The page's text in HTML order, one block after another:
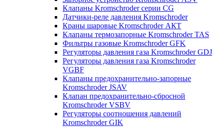
Клапаны Kromschroder серии CG
Датчики-реле давления Kromschroder
Краны шаровые Kromschroder АКТ
Клапаны термозапорные Kromschroder TAS
Фильтры газовые Kromschroder GFK
Регуляторы давления газа Kromschroder GDJ
Регуляторы давления газа Kromschroder
VGBF
Клапаны предохранительно-запорные
Kromschroder JSAV
Клапан предохранительно-сбросной
Kromschroder VSBV
Регуляторы соотношения давлений
Kromschroder GIK